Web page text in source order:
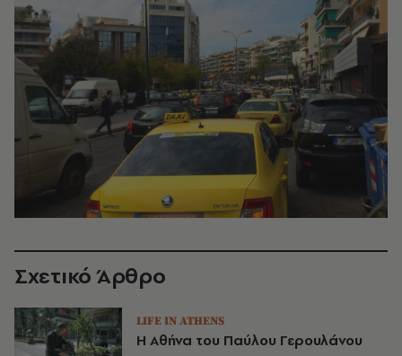
Σχετικό Άρθρο
LIFE IN ATHENS
Η Αθήνα του Παύλου Γερουλάνου